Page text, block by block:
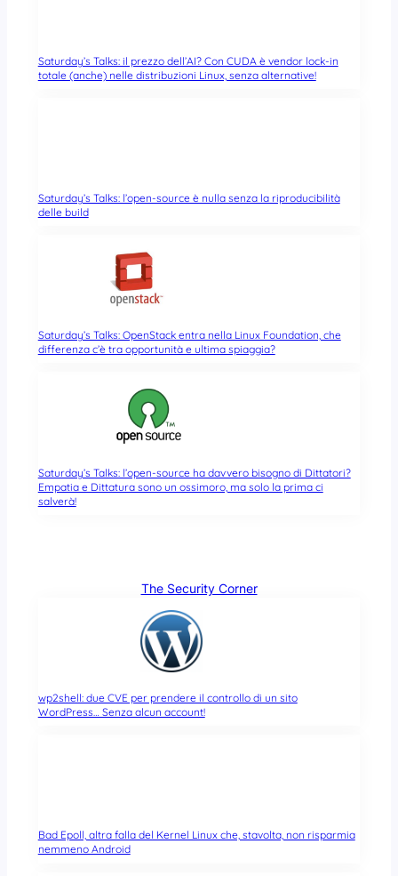
Saturday’s Talks: il prezzo dell’AI? Con CUDA è vendor lock-in
totale (anche) nelle distribuzioni Linux, senza alternative!
Saturday’s Talks: l’open-source è nulla senza la riproducibilità
delle build
Saturday’s Talks: OpenStack entra nella Linux Foundation, che
differenza c’è tra opportunità e ultima spiaggia?
Saturday’s Talks: l’open-source ha davvero bisogno di Dittatori?
Empatia e Dittatura sono un ossimoro, ma solo la prima ci
salverà!
The Security Corner
wp2shell: due CVE per prendere il controllo di un sito
WordPress… Senza alcun account!
Bad Epoll, altra falla del Kernel Linux che, stavolta, non risparmia
nemmeno Android